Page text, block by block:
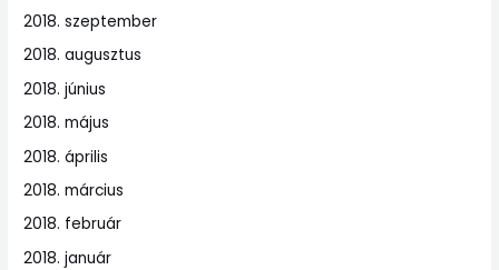
2018. szeptember
2018. augusztus
2018. június
2018. május
2018. április
2018. március
2018. február
2018. január